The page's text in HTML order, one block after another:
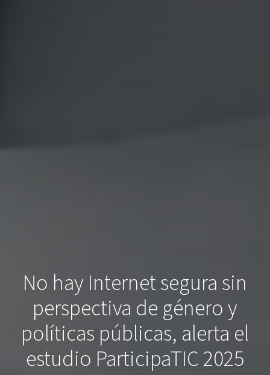
No hay Internet segura sin
perspectiva de género y
políticas públicas, alerta el
estudio ParticipaTIC 2025